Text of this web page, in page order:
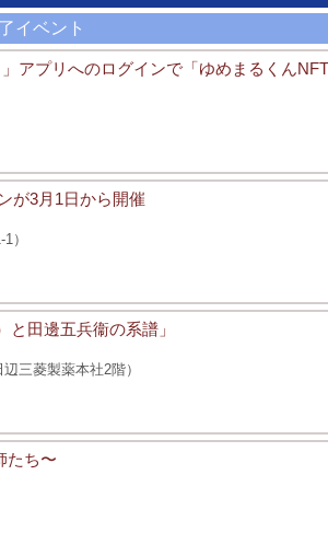
イベント
アプリへのログインで「ゆめまるくん
が3月1日から開催
）
田邊五兵衞の系譜」
三菱製薬本社2階）
たち〜